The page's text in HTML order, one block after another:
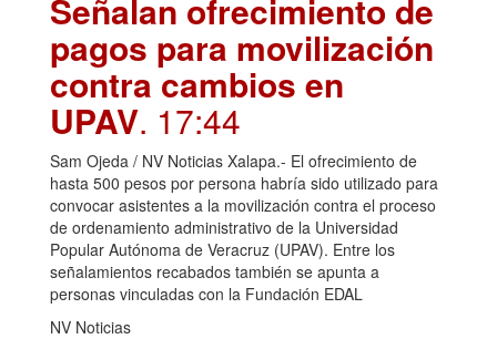
Señalan ofrecimiento de
pagos para movilización
contra cambios en
UPAV. 17:44
Sam Ojeda / NV Noticias Xalapa.- El ofrecimiento de
hasta 500 pesos por persona habría sido utilizado para
convocar asistentes a la movilización contra el proceso
de ordenamiento administrativo de la Universidad
Popular Autónoma de Veracruz (UPAV). Entre los
señalamientos recabados también se apunta a
personas vinculadas con la Fundación EDAL
NV Noticias